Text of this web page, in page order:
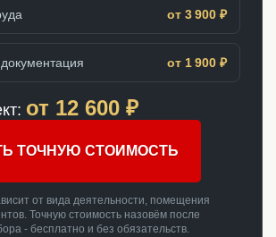
от 3 900 ₽
от 1 900 ₽
от 12 600 ₽
ТОЧНУЮ СТОИМОСТЬ
от вида деятельности, помещения
Точную стоимость назовём после
- бесплатно и без обязательств.